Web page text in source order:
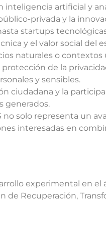
inteligencia artificial y
privada y la
startups
y el valor social del
naturales o contextos
protección de la
y sensibles.
ciudadana y la
generados.
no solo representa un
interesadas en
experimental en
de Recuperación,